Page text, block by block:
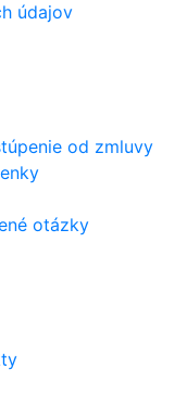
údajov
od zmluvy
otázky